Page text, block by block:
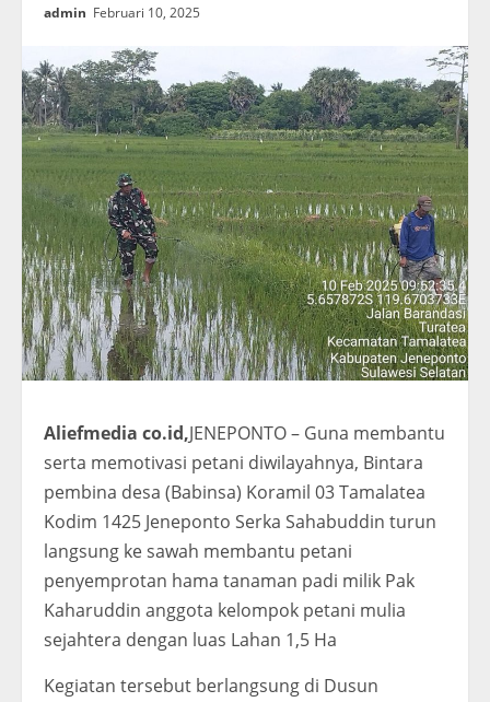
admin Februari 10, 2025
Aliefmedia co.id,JENEPONTO – Guna membantu
serta memotivasi petani diwilayahnya, Bintara
pembina desa (Babinsa) Koramil 03 Tamalatea
Kodim 1425 Jeneponto Serka Sahabuddin turun
langsung ke sawah membantu petani
penyemprotan hama tanaman padi milik Pak
Kaharuddin anggota kelompok petani mulia
sejahtera dengan luas Lahan 1,5 Ha
Kegiatan tersebut berlangsung di Dusun